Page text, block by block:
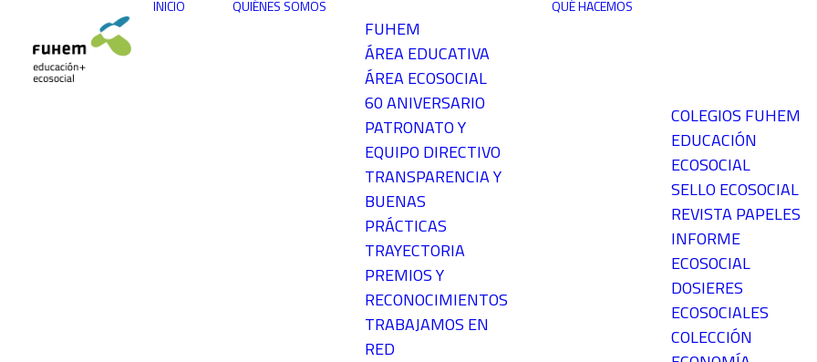
INICIO QUIÉNES SOMOS
FUHEM
ÁREA EDUCATIVA
ÁREA ECOSOCIAL
60 ANIVERSARIO
PATRONATO Y
EQUIPO DIRECTIVO
TRANSPARENCIA Y
BUENAS
PRÁCTICAS
TRAYECTORIA
PREMIOS Y
RECONOCIMIENTOS
TRABAJAMOS EN
RED
QUÉ HACEMOS
COLEGIOS FUHEM
EDUCACIÓN
ECOSOCIAL
SELLO ECOSOCIAL
REVISTA PAPELES
INFORME
ECOSOCIAL
DOSIERES
ECOSOCIALES
COLECCIÓN